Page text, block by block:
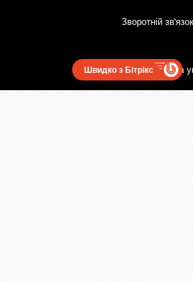
Зворотній зв'язок
Користувацька
Швидко з Бітрікс